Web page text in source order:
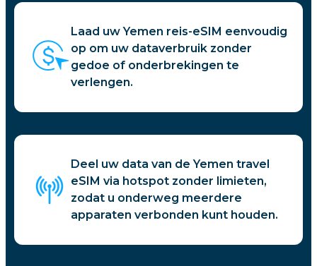
Laad uw Yemen reis-eSIM eenvoudig
op om uw dataverbruik zonder
gedoe of onderbrekingen te
verlengen.
Deel uw data van de Yemen travel
eSIM via hotspot zonder limieten,
zodat u onderweg meerdere
apparaten verbonden kunt houden.